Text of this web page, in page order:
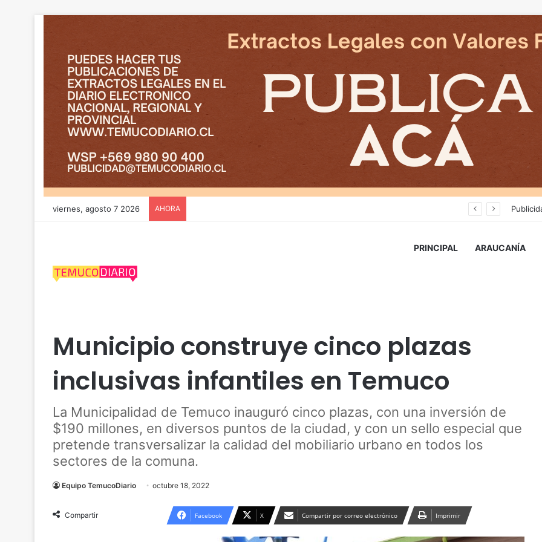
viernes, agosto 7 2026 AHORA
PRINCIPAL ARAUCANÍA
Municipio construye cinco plazas
inclusivas infantiles en Temuco
La Municipalidad de Temuco inauguró cinco plazas, con una inversión de
$190 millones, en diversos puntos de la ciudad, y con un sello especial que
pretende transversalizar la calidad del mobiliario urbano en todos los
sectores de la comuna.
Equipo TemucoDiario octubre 18, 2022
Compartir Facebook X Compartir por correo electrónico Imprimir